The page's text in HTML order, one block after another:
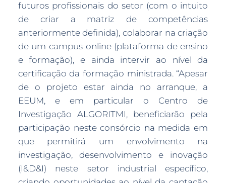
futuros profissionais do setor (com o intuito
de criar a matriz de competências
anteriormente definida), colaborar na criação
de um campus online (plataforma de ensino
e formação), e ainda intervir ao nível da
certificação da formação ministrada. “Apesar
de o projeto estar ainda no arranque, a
EEUM, e em particular o Centro de
Investigação ALGORITMI, beneficiarão pela
participação neste consórcio na medida em
que permitirá um envolvimento na
investigação, desenvolvimento e inovação
(I&D&I) neste setor industrial específico,